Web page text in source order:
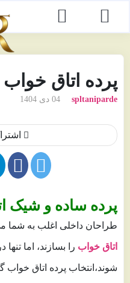
پرده اتاق خواب
spltaniparde 04 دی 1404
پرده ساده و شیک
طراحان داخلی اغلب به شما
اتاق خواب را بسازند، اما
شوند،انتخاب پرده اتاق خواب